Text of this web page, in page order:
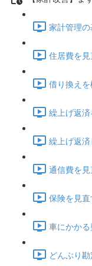
家計管理
住居費を
借り換え
繰上げ返
繰上げ返
通信費を
保険を見
車にかか
どんぶり